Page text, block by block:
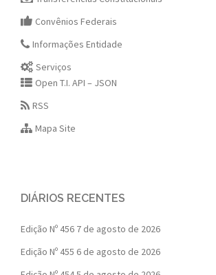
Convênios Federais
Informações Entidade
Serviços
Open T.I. API – JSON
RSS
Mapa Site
DIÁRIOS RECENTES
Edição Nº 456 7 de agosto de 2026
Edição Nº 455 6 de agosto de 2026